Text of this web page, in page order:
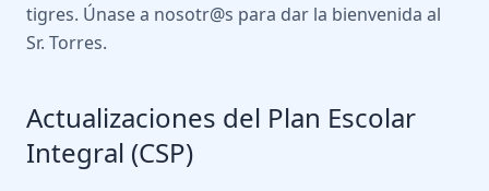
tigres. Únase a nosotr@s para dar la bienvenida al
Sr. Torres.
Actualizaciones del Plan Escolar
Integral (CSP)